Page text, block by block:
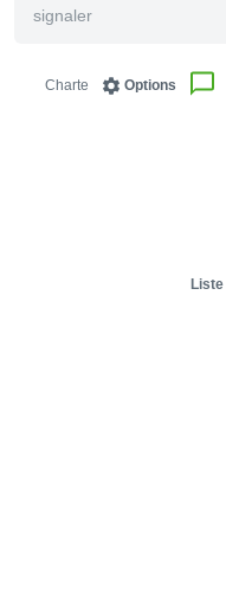
signaler
Options
Charte